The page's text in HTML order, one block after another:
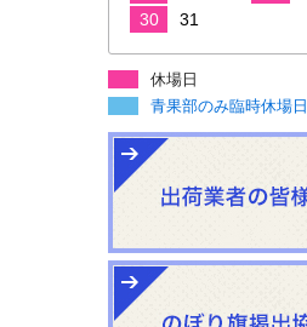
30
31
休場日
青果部のみ臨時休場日